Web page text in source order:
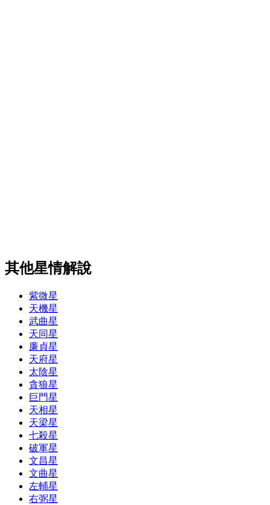
其他星情解說
紫微星
天機星
武曲星
天同星
廉貞星
天府星
太陰星
貪狼星
巨門星
天相星
天梁星
七殺星
破軍星
文昌星
文曲星
左輔星
右弼星